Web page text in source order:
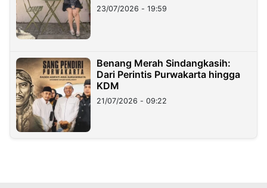
23/07/2026 - 19:59
Benang Merah Sindangkasih:
Dari Perintis Purwakarta hingga
KDM
21/07/2026 - 09:22